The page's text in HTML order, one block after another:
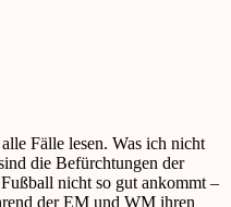
Fälle lesen. Was ich nicht
die Befürchtungen der
nicht so gut ankommt –
der EM und WM ihren